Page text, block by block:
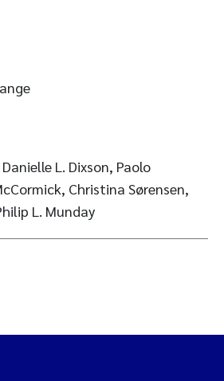
L. Dixson, Paolo
Christina Sørensen,
L. Munday